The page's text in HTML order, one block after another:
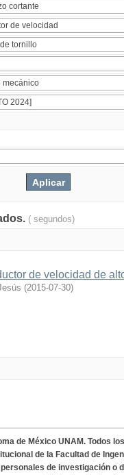
( segundos)
de velocidad de
(2015-07-30)
de México UNAM. Todos
de la Facultad de
de investigación o